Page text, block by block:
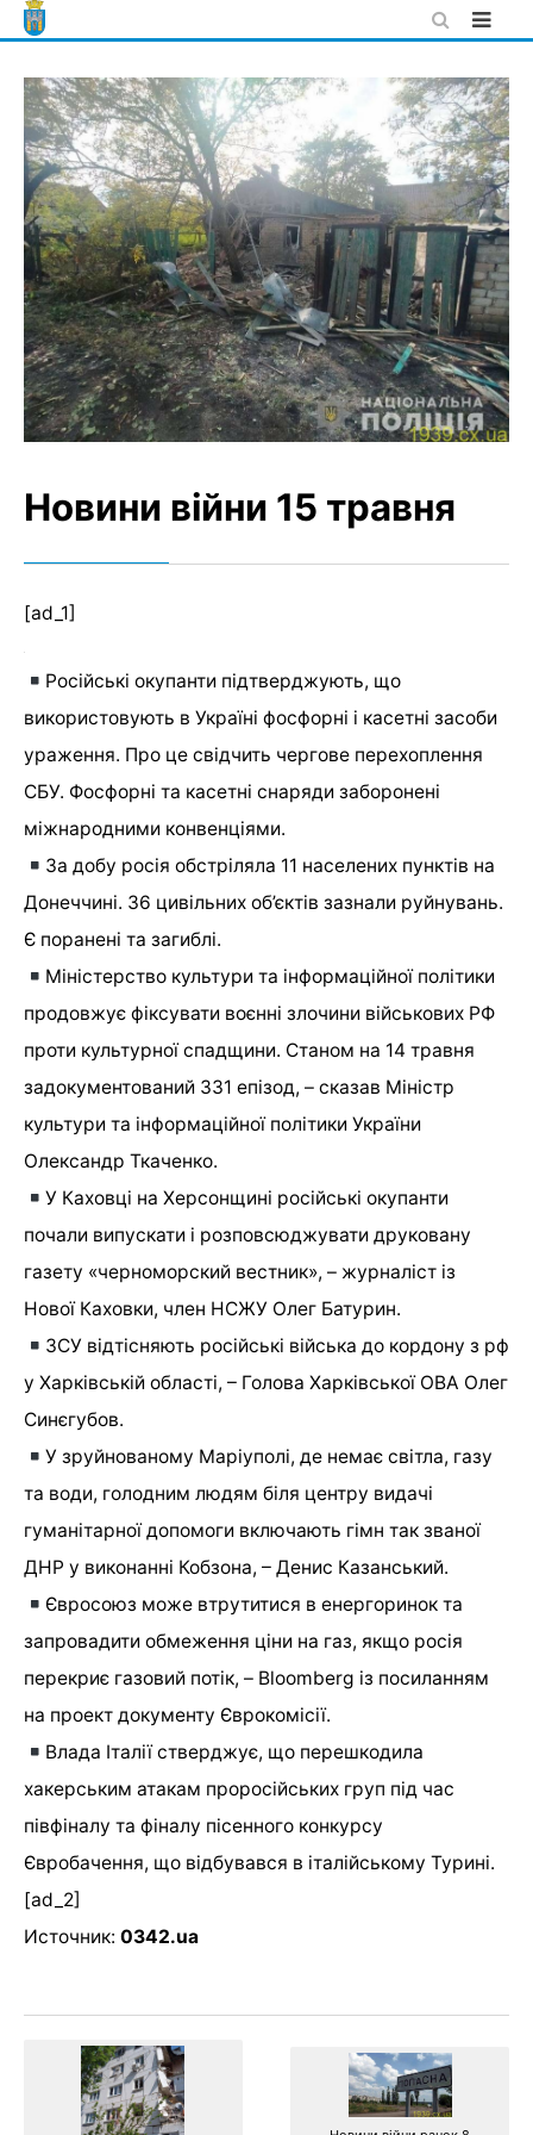
Skip
to
Новини війни 15 травня
[ad_1]
Російські окупанти підтверджують, що
використовують в Україні фосфорні і касетні засоби
ураження. Про це свідчить чергове перехоплення
СБУ. Фосфорні та касетні снаряди заборонені
міжнародними конвенціями.
За добу росія обстріляла 11 населених пунктів на
Донеччині. 36 цивільних об’єктів зазнали руйнувань.
Є поранені та загиблі.
Міністерство культури та інформаційної політики
продовжує фіксувати воєнні злочини військових РФ
проти культурної спадщини. Станом на 14 травня
задокументований 331 епізод, – сказав Міністр
культури та інформаційної політики України
Олександр Ткаченко.
У Каховці на Херсонщині російські окупанти
почали випускати і розповсюджувати друковану
газету «черноморский вестник», – журналіст із
Нової Каховки, член НСЖУ Олег Батурин.
ЗСУ відтісняють російські війська до кордону з рф
у Харківській області, – Голова Харківської ОВА Олег
Синєгубов.
У зруйнованому Маріуполі, де немає світла, газу
та води, голодним людям біля центру видачі
гуманітарної допомоги включають гімн так званої
ДНР у виконанні Кобзона, – Денис Казанський.
Євросоюз може втрутитися в енергоринок та
запровадити обмеження ціни на газ, якщо росія
перекриє газовий потік, – Bloomberg із посиланням
на проект документу Єврокомісії.
Влада Італії стверджує, що перешкодила
хакерським атакам проросійських груп під час
півфіналу та фіналу пісенного конкурсу
Євробачення, що відбувався в італійському Турині.
[ad_2]
Источник: 0342.ua